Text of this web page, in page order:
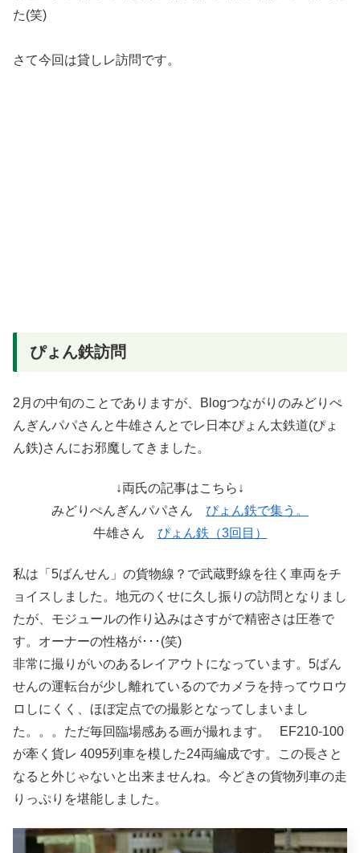
た(笑)
さて今回は貸しレ訪問です。
ぴょん鉄訪問
2月の中旬のことでありますが、Blogつながりのみどりぺ
んぎんパパさんと牛雄さんとでレ日本ぴょん太鉄道(ぴょ
ん鉄)さんにお邪魔してきました。
↓両氏の記事はこちら↓
みどりぺんぎんパパさん ぴょん鉄で集う。
牛雄さん ぴょん鉄（3回目）
私は「5ばんせん」の貨物線？で武蔵野線を往く車両をチ
ョイスしました。地元のくせに久し振りの訪問となりまし
たが、モジュールの作り込みはさすがで精密さは圧巻で
す。オーナーの性格が･･･(笑)
非常に撮りがいのあるレイアウトになっています。5ばん
せんの運転台が少し離れているのでカメラを持ってウロウ
ロしにくく、ほぼ定点での撮影となってしまいまし
た。。。ただ毎回臨場感ある画が撮れます。 EF210-100
が牽く貨レ 4095列車を模した24両編成です。この長さと
なると外じゃないと出来ませんね。今どきの貨物列車の走
りっぷりを堪能しました。